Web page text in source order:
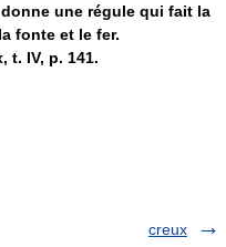
une régule qui fait la
fonte et le fer.
t. IV, p. 141.
creux